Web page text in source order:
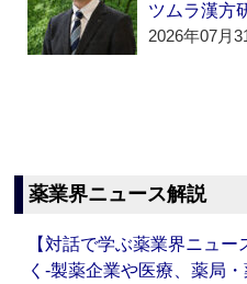
ツムラ漢方
2026年07月
薬業界ニュース解説
【対話で学ぶ薬業界ニュ
く‐製薬企業や医療、薬局